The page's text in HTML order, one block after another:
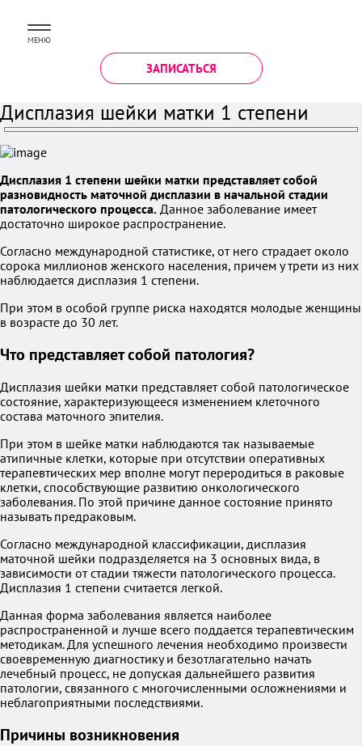
МЕНЮ
ЗАПИСАТЬСЯ
Дисплазия шейки матки 1 степени
Дисплазия 1 степени шейки матки представляет собой
разновидность маточной дисплазии в начальной стадии
патологического процесса. Данное заболевание имеет
достаточно широкое распространение.
Согласно международной статистике, от него страдает около
сорока миллионов женского населения, причем у трети из них
наблюдается дисплазия 1 степени.
При этом в особой группе риска находятся молодые женщины
в возрасте до 30 лет.
Что представляет собой патология?
Дисплазия шейки матки представляет собой патологическое
состояние, характеризующееся изменением клеточного
состава маточного эпителия.
При этом в шейке матки наблюдаются так называемые
атипичные клетки, которые при отсутствии оперативных
терапевтических мер вполне могут переродиться в раковые
клетки, способствующие развитию онкологического
заболевания. По этой причине данное состояние принято
называть предраковым.
Согласно международной классификации, дисплазия
маточной шейки подразделяется на 3 основных вида, в
зависимости от стадии тяжести патологического процесса.
Дисплазия 1 степени считается легкой.
Данная форма заболевания является наиболее
распространенной и лучше всего поддается терапевтическим
методикам. Для успешного лечения необходимо произвести
своевременную диагностику и безотлагательно начать
лечебный процесс, не допуская дальнейшего развития
патологии, связанного с многочисленными осложнениями и
неблагоприятными последствиями.
Причины возникновения